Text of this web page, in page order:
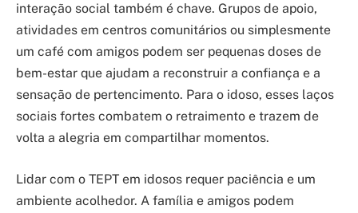
interação social também é chave. Grupos de apoio,
atividades em centros comunitários ou simplesmente
um café com amigos podem ser pequenas doses de
bem-estar que ajudam a reconstruir a confiança e a
sensação de pertencimento. Para o idoso, esses laços
sociais fortes combatem o retraimento e trazem de
volta a alegria em compartilhar momentos.
Lidar com o TEPT em idosos requer paciência e um
ambiente acolhedor. A família e amigos podem